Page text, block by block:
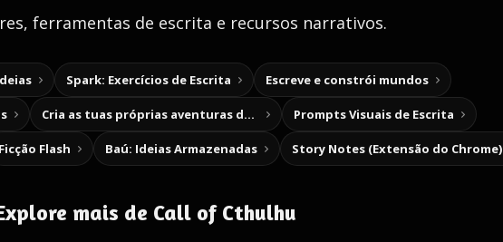
ferramentas de escrita e recursos narrativos.
Spark: Exercícios de Escrita Escreve e constrói mundos
Cria as tuas próprias aventuras de escolha Prompts Visuais de Escrita
Ficção Flash Baú: Ideias Armazenadas Story Notes (Extensão do Chrome)
mais de Call of Cthulhu